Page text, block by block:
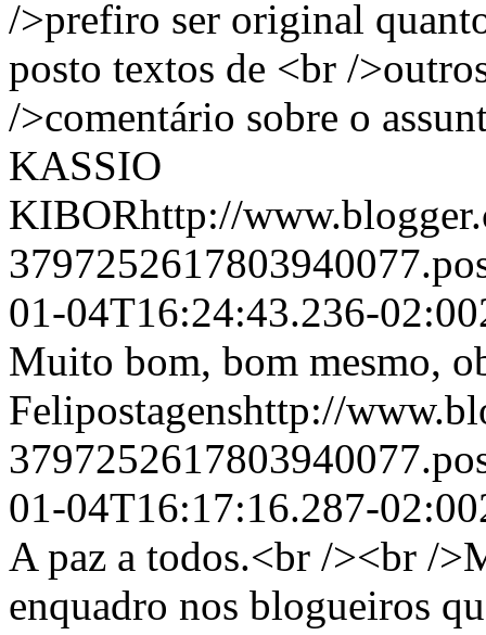
/>prefiro ser original
posto textos de <br /
/>comentário sobre o
KASSIO
KIBORhttp://
01-04T16:24:43.236-
Muito bom, bom mesmo,
Felipostagenshttp://
01-04T16:17:16.287-
A paz a todos.<br /><br /
enquadro nos blogueiros